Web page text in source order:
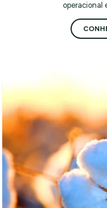
operacional